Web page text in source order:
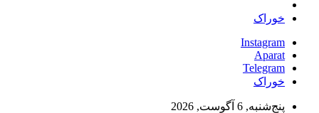
خوراک
Instagram
Aparat
Telegram
خوراک
پنج‌شنبه, 6 آگوست, 2026